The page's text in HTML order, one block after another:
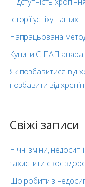
Історії успіху наших
Напрацьована
Купити СІПАП апарат
Як позбавитися від
позбавити від
Свіжі записи
Нічні зміни,
захистити своє
Що робити з